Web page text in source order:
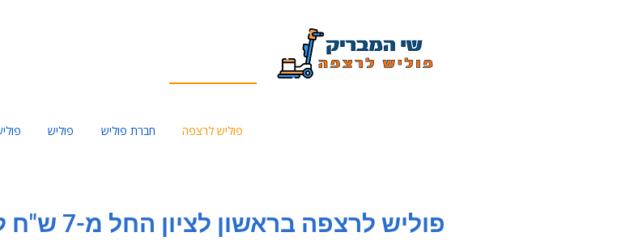
פוליש לרצפה חברת פוליש פוליש
פוליש לרצפה בראשון לציון החל מ-7 ש"ח למטר – שי המבריק